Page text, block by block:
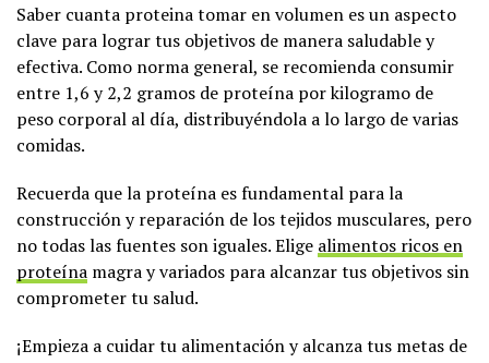
Saber cuanta proteina tomar en volumen es un aspecto
clave para lograr tus objetivos de manera saludable y
efectiva. Como norma general, se recomienda consumir
entre 1,6 y 2,2 gramos de proteína por kilogramo de
peso corporal al día, distribuyéndola a lo largo de varias
comidas.
Recuerda que la proteína es fundamental para la
construcción y reparación de los tejidos musculares, pero
no todas las fuentes son iguales. Elige alimentos ricos en
proteína magra y variados para alcanzar tus objetivos sin
comprometer tu salud.
¡Empieza a cuidar tu alimentación y alcanza tus metas de